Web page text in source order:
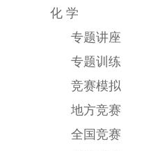
化 学
专题讲座
专题训练
竞赛模拟
地方竞赛
全国竞赛